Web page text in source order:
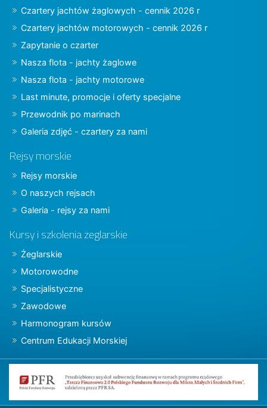
Czartery jachtów żaglowych - cennik 2026 r
Czartery jachtów motorowych - cennik 2026 r
Zapytanie o czarter
Nasza flota - jachty żaglowe
Nasza flota - jachty motorowe
Last minute, promocje i oferty specjalne
Przewodnik po marinach
Galeria zdjęć - czartery za nami
Rejsy morskie
Rejsy morskie
O naszych rejsach
Galeria - rejsy za nami
Kursy i szkolenia żeglarskie
Żeglarskie
Motorowodne
Specjalistyczne
Zawodowe
Harmonogram kursów
Centrum Edukacji Morskiej